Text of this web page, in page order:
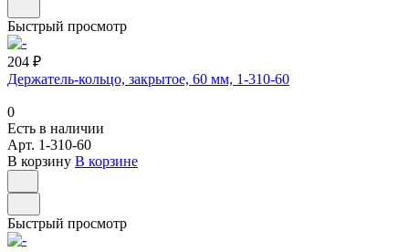
Быстрый просмотр
204 ₽
Держатель-кольцо, закрытое, 60 мм, 1-310-60
0
Есть в наличии
Арт. 1-310-60
В корзину В корзине
Быстрый просмотр